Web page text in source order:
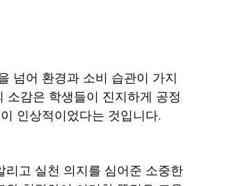
넘어 환경과 소비 습관이 가지
소감은 학생들이 진지하게 공정
인상적이었다는 것입니다.
고 실천 의지를 심어준 소중한